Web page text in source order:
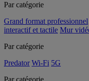
Par catégorie
Grand format professionnel
interactif et tactile Mur
Par catégorie
Predator Wi-Fi 5G
Par catégorie